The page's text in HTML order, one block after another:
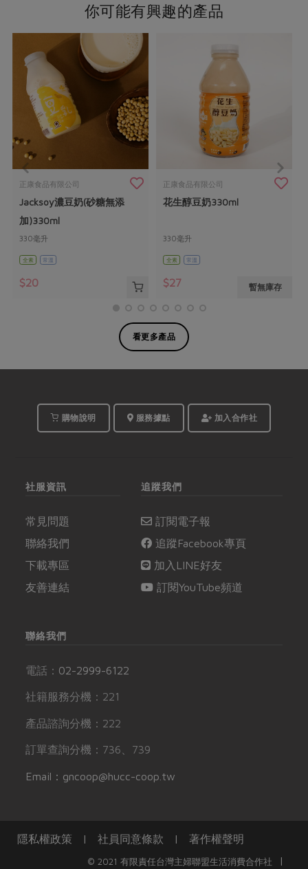
你可能有興趣的產品
正康食品有限公司
Jacksoy濃豆奶(砂糖無添
加)330ml
330毫升
全素 常溫
$20
正康食品有限公司
花生醇豆奶330ml
330毫升
全素 常溫
$27 暫無庫存
看更多產品
購物說明 服務據點 加入合作社
社服資訊
常見問題
聯絡我們
下載專區
友善連結
追蹤我們
訂閱電子報
追蹤Facebook專頁
加入LINE好友
訂閱YouTube頻道
聯絡我們
電話： 02-2999-6122
社籍服務分機：221
產品諮詢分機：222
訂單查詢分機：736、739
Email：gncoop@hucc-coop.tw
隱私權政策 | 社員同意條款 | 著作權聲明
© 2021 有限責任台灣主婦聯盟生活消費合作社 |